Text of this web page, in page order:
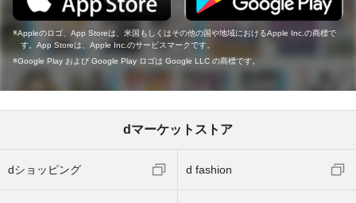
Appleのロゴ、App Storeは、米国もしくはその他の国や地域におけるApple Inc.の商標で
す。App Storeは、Apple Inc.のサービスマークです。
Google Play および Google Play ロゴは Google LLC の商標です。
dマーケットストア
dショッピング d fashion